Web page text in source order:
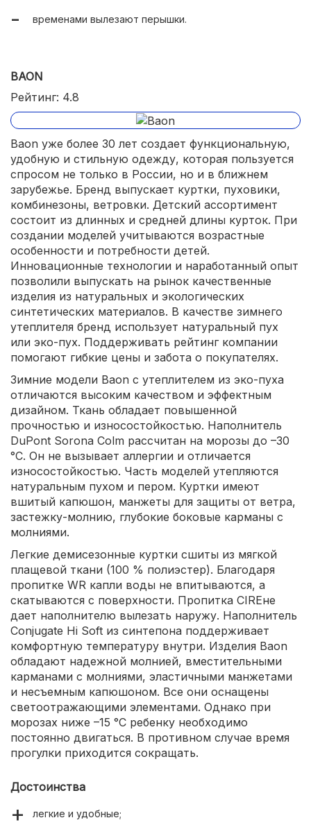
утеплитель не собирается в комки во время стирки;
недорого.
временами вылезают перышки.
BAON
Рейтинг: 4.8
Baon уже более 30 лет создает функциональную,
удобную и стильную одежду, которая пользуется
спросом не только в России, но и в ближнем
зарубежье. Бренд выпускает куртки, пуховики,
комбинезоны, ветровки. Детский ассортимент
состоит из длинных и средней длины курток. При
создании моделей учитываются возрастные
особенности и потребности детей.
Инновационные технологии и наработанный опыт
позволили выпускать на рынок качественные
изделия из натуральных и экологических
синтетических материалов. В качестве зимнего
утеплителя бренд использует натуральный пух
или эко-пух. Поддерживать рейтинг компании
помогают гибкие цены и забота о покупателях.
Зимние модели Baon с утеплителем из эко-пуха
отличаются высоким качеством и эффектным
дизайном. Ткань обладает повышенной
прочностью и износостойкостью. Наполнитель
DuPont Sorona Colm рассчитан на морозы до –30
°C. Он не вызывает аллергии и отличается
износостойкостью. Часть моделей утепляются
натуральным пухом и пером. Куртки имеют
вшитый капюшон, манжеты для защиты от ветра,
застежку-молнию, глубокие боковые карманы с
молниями.
Легкие демисезонные куртки сшиты из мягкой
плащевой ткани (100 % полиэстер). Благодаря
пропитке WR капли воды не впитываются, а
скатываются с поверхности. Пропитка CIREне
дает наполнителю вылезать наружу. Наполнитель
Conjugate Hi Soft из синтепона поддерживает
комфортную температуру внутри. Изделия Baon
обладают надежной молнией, вместительными
карманами с молниями, эластичными манжетами
и несъемным капюшоном. Все они оснащены
светоотражающими элементами. Однако при
морозах ниже –15 °C ребенку необходимо
постоянно двигаться. В противном случае время
прогулки приходится сокращать.
Достоинства
легкие и удобные;